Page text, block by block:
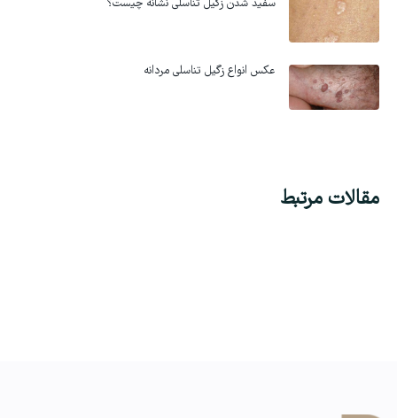
سفید شدن زگیل تناسلی نشانه چیست؟
عکس انواع زگیل تناسلی مردانه
مقالات مرتبط